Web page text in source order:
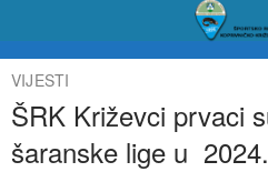
VIJESTI
ŠRK Križevci prvaci
šaranske lige u